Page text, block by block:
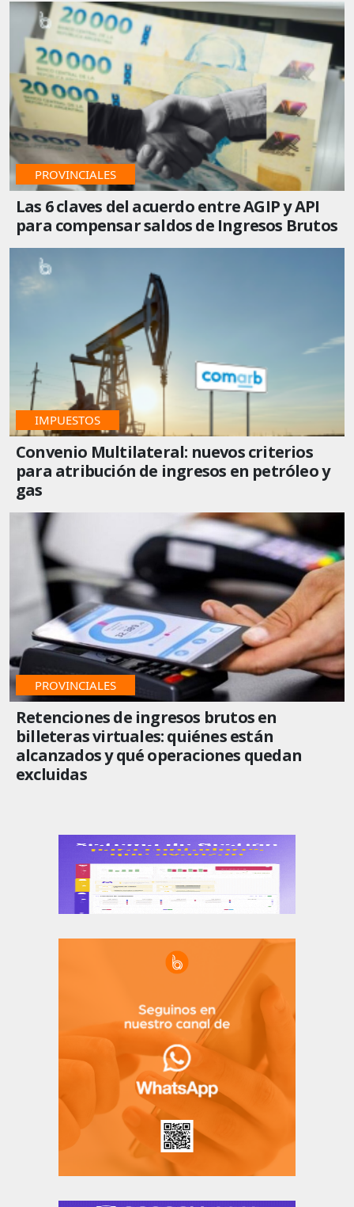
IMPUESTOS
PROVINCIALES
Las 6 claves del acuerdo entre AGIP y API
para compensar saldos de Ingresos Brutos
IMPUESTOS
Convenio Multilateral: nuevos criterios
para atribución de ingresos en petróleo y
gas
IMPUESTOS
PROVINCIALES
Retenciones de ingresos brutos en
billeteras virtuales: quiénes están
alcanzados y qué operaciones quedan
excluidas